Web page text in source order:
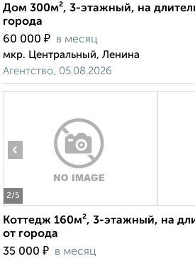
Дом 300м², 3-этажный, на
города
60 000 ₽ в месяц
мкр. Центральный, Ленина
Агентство, 05.08.2026
2/5
‹
Коттедж 160м², 3-этажный, на
от города
35 000 ₽ в месяц